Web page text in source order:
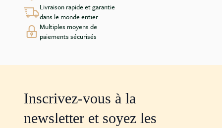
Livraison rapide et garantie
dans le monde entier
Multiples moyens de
paiements sécurisés
Inscrivez-vous à la
newsletter et soyez les